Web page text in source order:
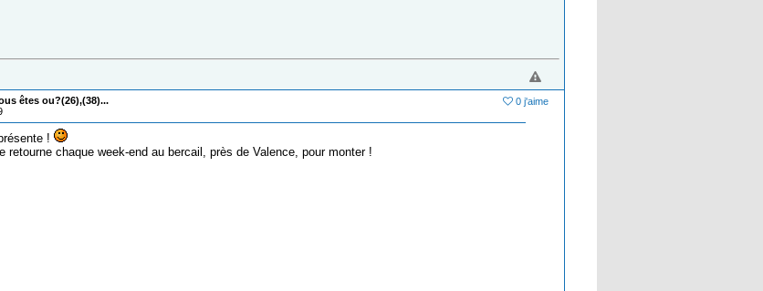
0 j'aime
êtes ou?(26),(38)...
!
retourne chaque week-end au bercail, près de Valence, pour monter !